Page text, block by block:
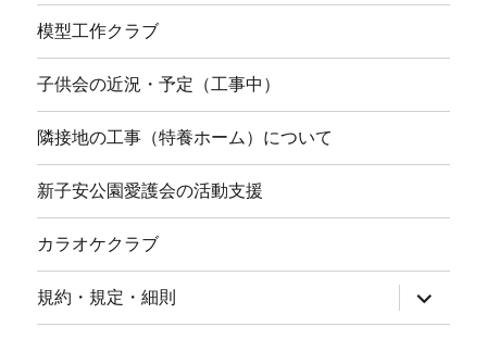
模型工作クラブ
子供会の近況・予定（工事中）
隣接地の工事（特養ホーム）について
新子安公園愛護会の活動支援
カラオケクラブ
規約・規定・細則
ブ
メ